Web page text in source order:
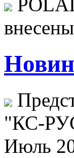
"КС-
Июль